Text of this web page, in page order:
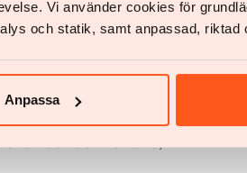
Vi använder cookies för
och statik, samt anpassad, riktad
Anpassa
en el peso. No necesitas
en las cantidades, pueden
nutritivos y reducir
“calorías innecesarias”,
personas también les
un diario alimentario,